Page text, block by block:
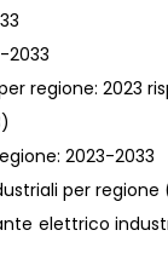
2033
regione: 2023
2023-2033
per regione
elettrico